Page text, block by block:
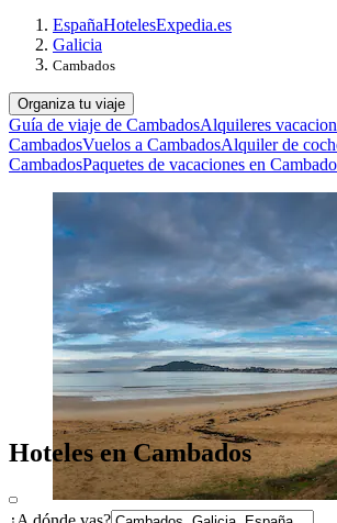
EspañaHotelesExpedia.es
Galicia
Cambados
Organiza tu viaje
Guía de viaje de CambadosAlquileres
CambadosVuelos a CambadosAlquiler de
CambadosPaquetes de vacaciones en
Hoteles en Cambados